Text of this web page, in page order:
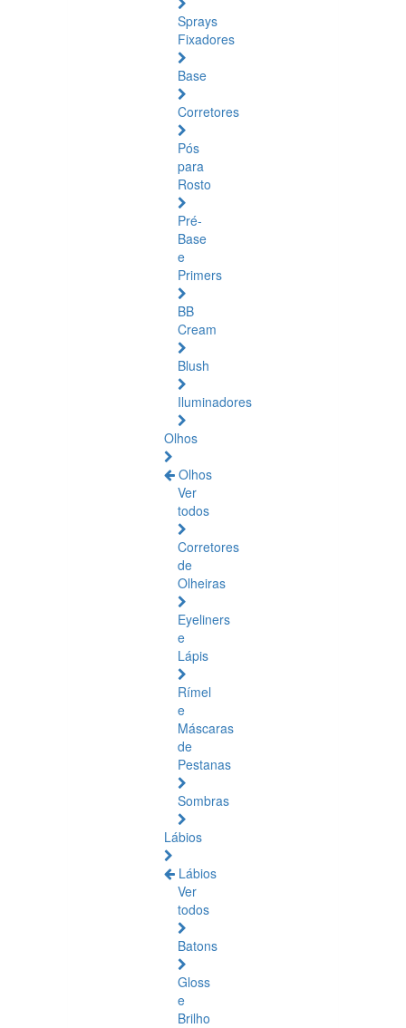
Sprays
Fixadores
Base
Corretores
Pós
para
Rosto
Pré-
Base
e
Primers
BB
Cream
Blush
Iluminadores
Olhos
Olhos
Ver
todos
Corretores
de
Olheiras
Eyeliners
e
Lápis
Rímel
e
Máscaras
de
Pestanas
Sombras
Lábios
Lábios
Ver
todos
Batons
Gloss
e
Brilho